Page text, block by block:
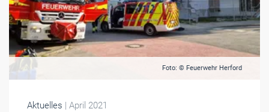
Foto: © Feuerwehr Herford
Aktuelles | April 2021